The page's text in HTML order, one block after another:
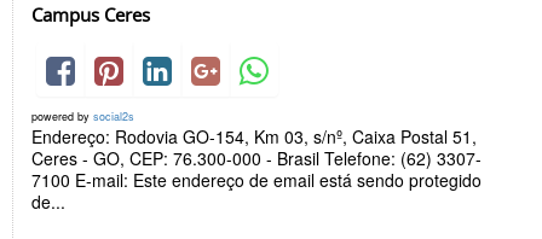
Campus Ceres
powered by social2s
Endereço: Rodovia GO-154, Km 03, s/nº, Caixa Postal 51,
Ceres - GO, CEP: 76.300-000 - Brasil Telefone: (62) 3307-
7100 E-mail: Este endereço de email está sendo protegido
de...